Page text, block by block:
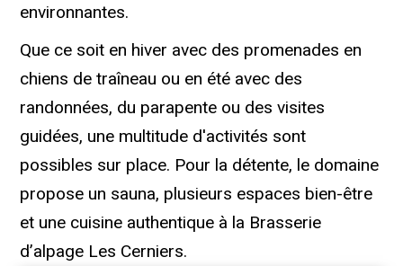
environnantes.
Que ce soit en hiver avec des promenades en
chiens de traîneau ou en été avec des
randonnées, du parapente ou des visites
guidées, une multitude d'activités sont
possibles sur place. Pour la détente, le domaine
propose un sauna, plusieurs espaces bien-être
et une cuisine authentique à la Brasserie
d’alpage Les Cerniers.